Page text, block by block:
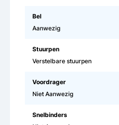
Bel
Aanwezig
Stuurpen
Verstelbare stuurpen
Voordrager
Niet Aanwezig
Snelbinders